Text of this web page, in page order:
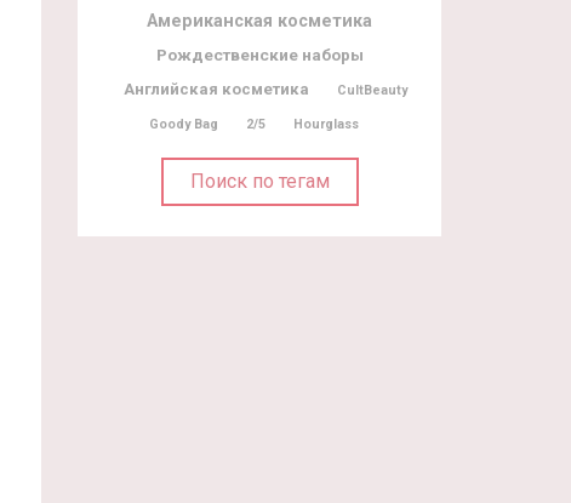
Американская косметика
Рождественские наборы
Английская косметика CultBeauty
Goody Bag 2/5 Hourglass
Поиск по тегам